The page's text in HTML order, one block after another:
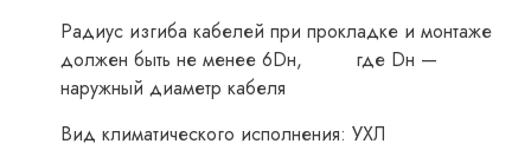
Радиус изгиба кабелей при прокладке и монтаже
должен быть не менее 6Dн, где Dн —
наружный диаметр кабеля
Вид климатического исполнения: УХЛ